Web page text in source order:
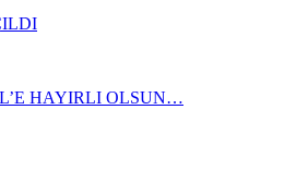
HAYIRLI OLSUN…